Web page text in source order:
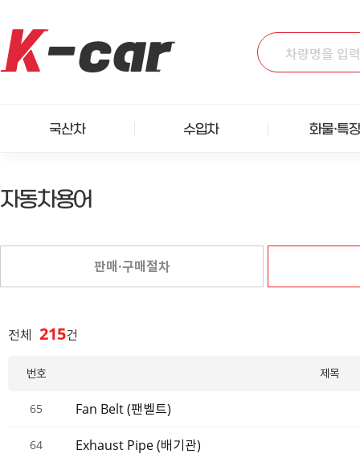
국산차 수입차 화물·특장
자동차용어
판매·구매절차
전체 215건
번호 제목
65 Fan Belt (팬벨트)
64 Exhaust Pipe (배기관)